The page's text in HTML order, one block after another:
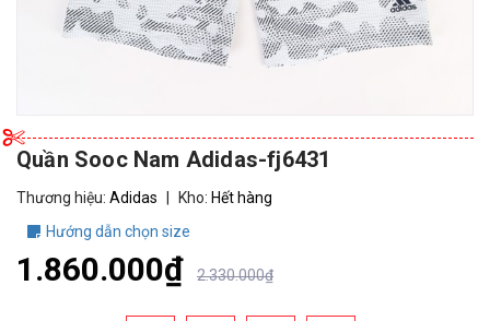
Quần Sooc Nam Adidas-fj6431
Thương hiệu: Adidas Kho: Hết hàng
Hướng dẫn chọn size
1.860.000₫ 2.330.000₫